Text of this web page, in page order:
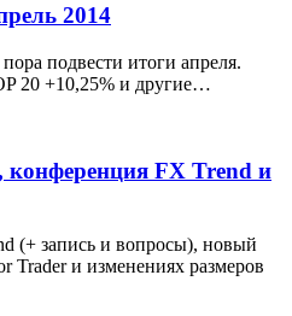
2014
подвести итоги апреля.
20 +10,25% и другие…
конференция FX Trend и
(+ запись и вопросы), новый
Trader и изменениях размеров